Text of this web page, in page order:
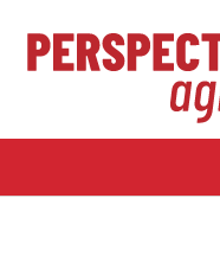
Aller au contenu